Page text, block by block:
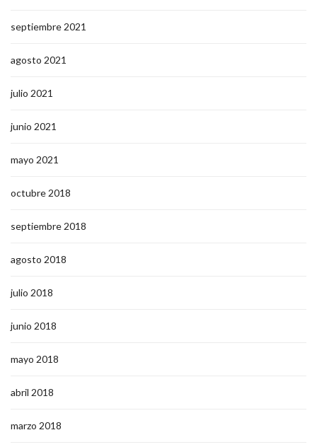
septiembre 2021
agosto 2021
julio 2021
junio 2021
mayo 2021
octubre 2018
septiembre 2018
agosto 2018
julio 2018
junio 2018
mayo 2018
abril 2018
marzo 2018